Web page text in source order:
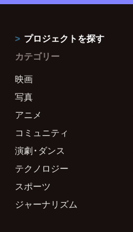
プロジェクトを探す
カテゴリー
映画
写真
アニメ
コミュニティ
演劇・ダンス
テクノロジー
スポーツ
ジャーナリズム